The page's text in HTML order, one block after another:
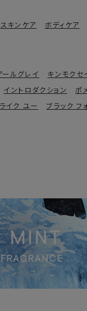
スキンケア ボディケア
ールグレイ キンモクセ
イントロダクション ポ
イク ユー ブラック フ